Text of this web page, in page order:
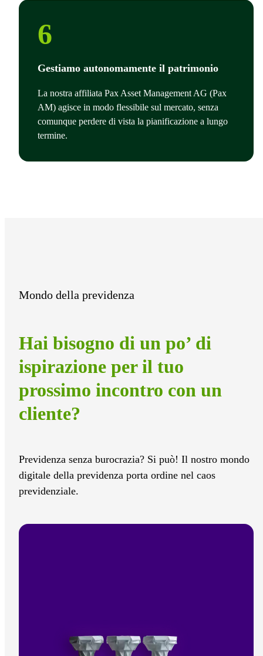
6
Gestiamo autonomamente il patrimonio
La nostra affiliata Pax Asset Management AG (Pax
AM) agisce in modo flessibile sul mercato, senza
comunque perdere di vista la pianificazione a lungo
termine.
Mondo della previdenza
Hai bisogno di un po’ di
ispirazione per il tuo
prossimo incontro con un
cliente?
Previdenza senza burocrazia? Si può! Il nostro mondo
digitale della previdenza porta ordine nel caos
previdenziale.